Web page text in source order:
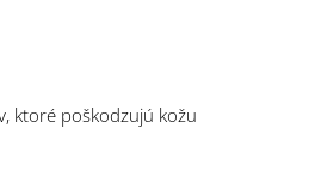
ktoré poškodzujú kožu